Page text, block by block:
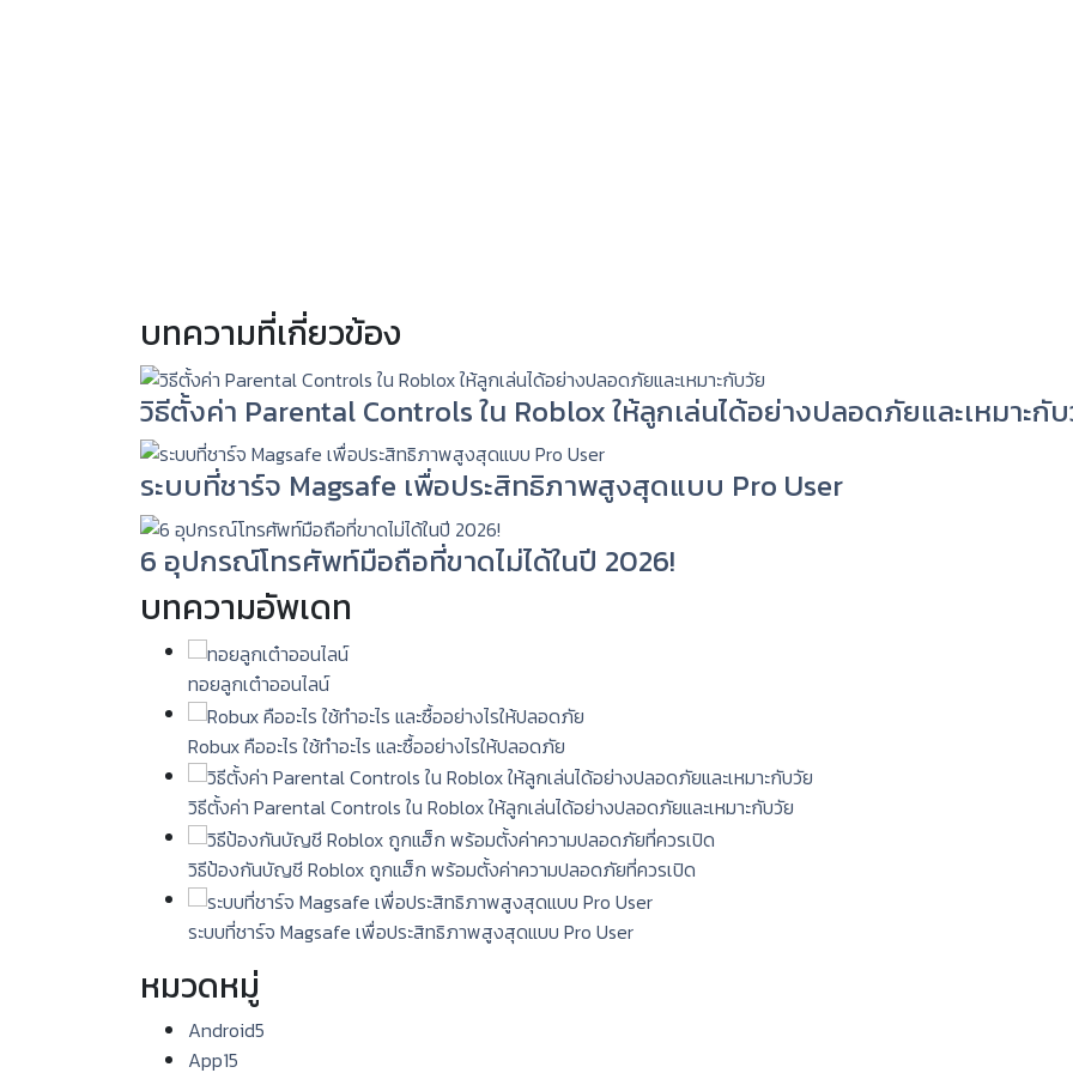
บทความที่เกี่ยวข้อง
วิธีตั้งค่า Parental Controls ใน Roblox ให้ลูกเล่นได้อย่างปลอดภัยและเหมาะกั
ระบบที่ชาร์จ Magsafe เพื่อประสิทธิภาพสูงสุดแบบ Pro User
6 อุปกรณ์โทรศัพท์มือถือที่ขาดไม่ได้ในปี 2026!
บทความอัพเดท
ทอยลูกเต๋าออนไลน์
Robux คืออะไร ใช้ทำอะไร และซื้ออย่างไรให้ปลอดภัย
วิธีตั้งค่า Parental Controls ใน Roblox ให้ลูกเล่นได้อย่างปลอดภัยและเหมาะกับวัย
วิธีป้องกันบัญชี Roblox ถูกแฮ็ก พร้อมตั้งค่าความปลอดภัยที่ควรเปิด
ระบบที่ชาร์จ Magsafe เพื่อประสิทธิภาพสูงสุดแบบ Pro User
หมวดหมู่
Android5
App15